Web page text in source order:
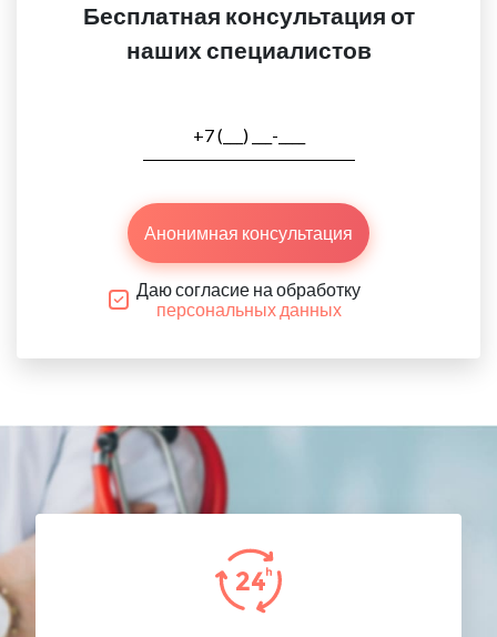
Бесплатная консультация от
наших специалистов
Анонимная консультация
Даю согласие на обработку
персональных данных